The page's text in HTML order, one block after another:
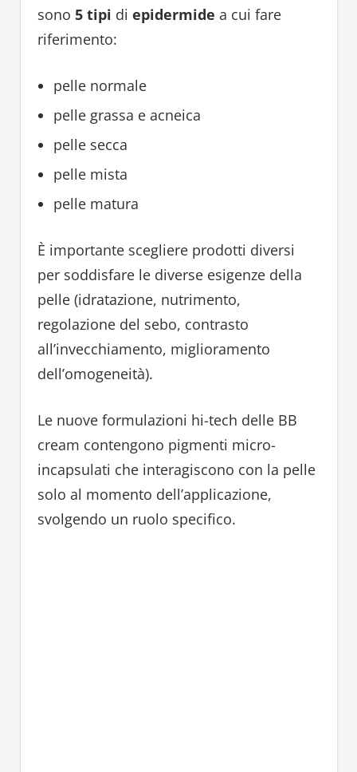
sono 5 tipi di epidermide a cui fare
riferimento:
pelle normale
pelle grassa e acneica
pelle secca
pelle mista
pelle matura
È importante scegliere prodotti diversi
per soddisfare le diverse esigenze della
pelle (idratazione, nutrimento,
regolazione del sebo, contrasto
all’invecchiamento, miglioramento
dell’omogeneità).
Le nuove formulazioni hi-tech delle BB
cream contengono pigmenti micro-
incapsulati che interagiscono con la pelle
solo al momento dell’applicazione,
svolgendo un ruolo specifico.